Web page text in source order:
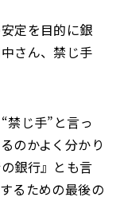
定を目的に銀
さん、禁じ手
禁じ手”と言っ
のかよく分かり
銀行』とも言
るための最後の